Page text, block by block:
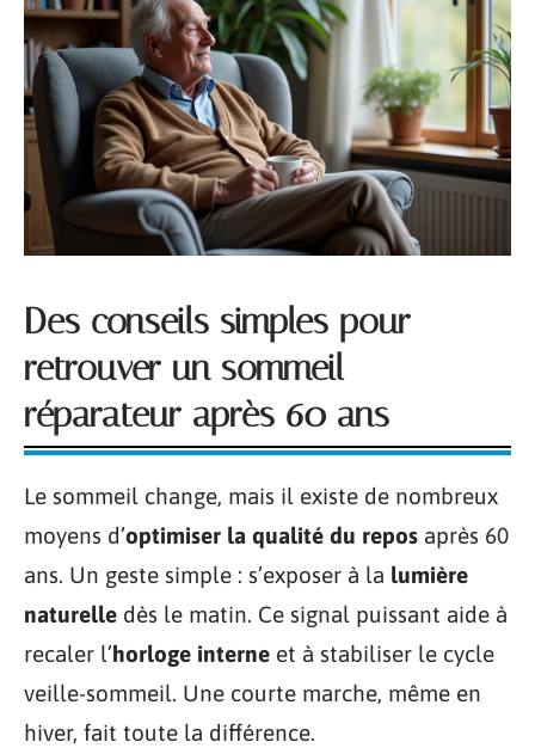
Des conseils simples pour
retrouver un sommeil
réparateur après 60 ans
Le sommeil change, mais il existe de nombreux
moyens d’optimiser la qualité du repos après 60
ans. Un geste simple : s’exposer à la lumière
naturelle dès le matin. Ce signal puissant aide à
recaler l’horloge interne et à stabiliser le cycle
veille-sommeil. Une courte marche, même en
hiver, fait toute la différence.